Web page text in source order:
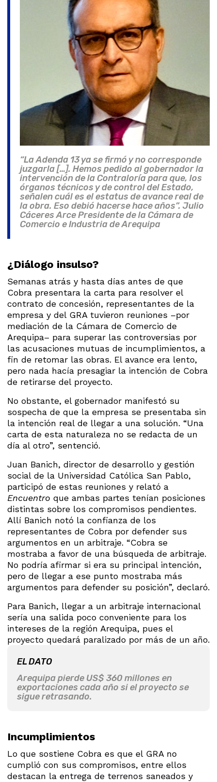
“La Adenda 13 ya se firmó y no corresponde
juzgarla […]. Hemos pedido al gobernador la
intervención de la Contraloría para que, los
órganos técnicos y de control del Estado,
señalen cuál es el estatus de avance real de
la obra. Eso debió hacerse hace años”. Julio
Cáceres Arce Presidente de la Cámara de
Comercio e Industria de Arequipa
¿Diálogo insulso?
Semanas atrás y hasta días antes de que
Cobra presentara la carta para resolver el
contrato de concesión, representantes de la
empresa y del GRA tuvieron reuniones –por
mediación de la Cámara de Comercio de
Arequipa– para superar las controversias por
las acusaciones mutuas de incumplimientos, a
fin de retomar las obras. El avance era lento,
pero nada hacía presagiar la intención de Cobra
de retirarse del proyecto.
No obstante, el gobernador manifestó su
sospecha de que la empresa se presentaba sin
la intención real de llegar a una solución. “Una
carta de esta naturaleza no se redacta de un
día al otro”, sentenció.
Juan Banich, director de desarrollo y gestión
social de la Universidad Católica San Pablo,
participó de estas reuniones y relató a
Encuentro que ambas partes tenían posiciones
distintas sobre los compromisos pendientes.
Allí Banich notó la confianza de los
representantes de Cobra por defender sus
argumentos en un arbitraje. “Cobra se
mostraba a favor de una búsqueda de arbitraje.
No podría afirmar si era su principal intención,
pero de llegar a ese punto mostraba más
argumentos para defender su posición”, declaró.
Para Banich, llegar a un arbitraje internacional
sería una salida poco conveniente para los
intereses de la región Arequipa, pues el
proyecto quedará paralizado por más de un año.
EL DATO
Arequipa pierde US$ 360 millones en
exportaciones cada año si el proyecto se
sigue retrasando.
Incumplimientos
Lo que sostiene Cobra es que el GRA no
cumplió con sus compromisos, entre ellos
destacan la entrega de terrenos saneados y